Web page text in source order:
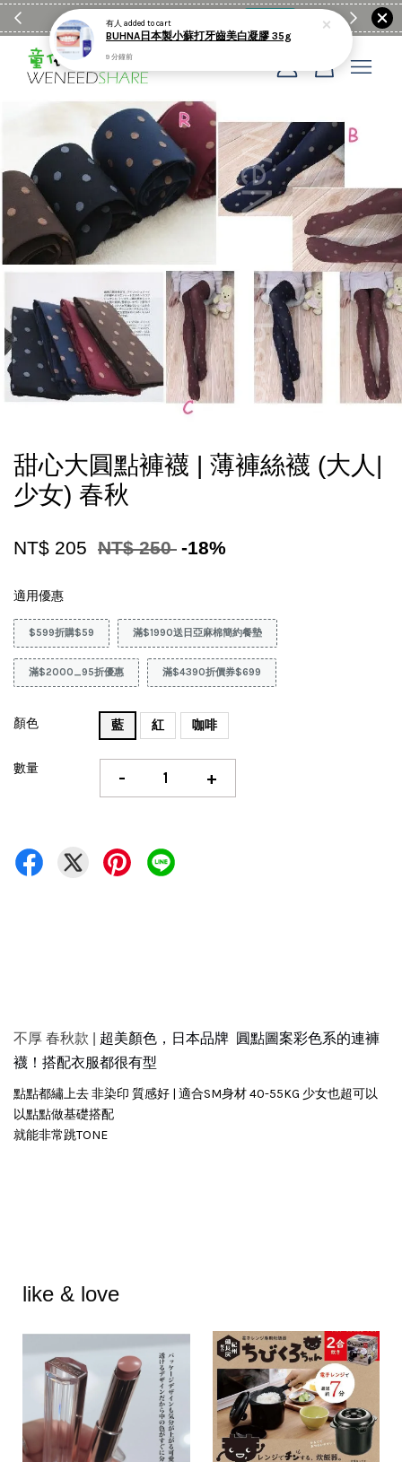
滿$1990送日亞麻棉簡約餐墊 童裝
甜心大圓點褲襪 | 薄褲絲襪 (大人|
少女) 春秋
NT$ 205 NT$ 250 -18%
適用優惠
$599折購$59 滿$1990送日亞麻棉簡約餐墊
滿$2000_95折優惠 滿$4390折價券$699
顏色 藍 紅 咖啡
數量 - +
不厚 春秋款 | 超美顏色，日本品牌 圓點圖案彩色系的連褲
襪！搭配衣服都很有型
點點都繡上去 非染印 質感好 | 適合SM身材 40-55KG 少女也超可以
以點點做基礎搭配
就能非常跳TONE
like & love
您的購物車目前還是空的。
繼續購物
有人 added to cart
BUHNA日本製小蘇打牙齒美白凝膠 35g
9 分鐘前